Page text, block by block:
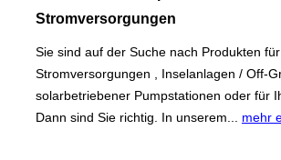
Stromversorgungen
Sie sind auf der Suche nach Produkten
Stromversorgungen , Inselanlagen / Off-
solarbetriebener Pumpstationen oder für
Dann sind Sie richtig. In unserem... mehr